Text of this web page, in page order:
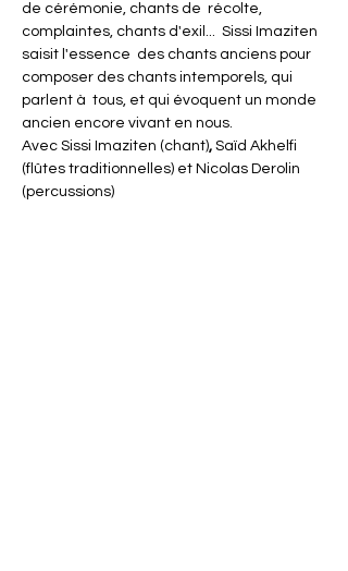
de cérémonie, chants de  récolte,
complaintes, chants d'exil...  Sissi Imaziten
saisit l'essence  des chants anciens pour
composer des chants intemporels, qui
parlent à  tous, et qui évoquent un monde
ancien encore vivant en nous.
Avec Sissi Imaziten (chant), Saïd Akhelfi
(flûtes traditionnelles) et Nicolas Derolin
(percussions)